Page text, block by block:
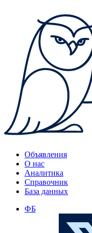
Объявления
О нас
Аналитика
Справочник
База данных
ФБ